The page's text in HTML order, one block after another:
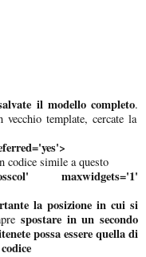
il modello completo.
template, cercate la
codice simile a questo
maxwidgets='1'
la posizione in cui si
spostare in un secondo
possa essere quella di